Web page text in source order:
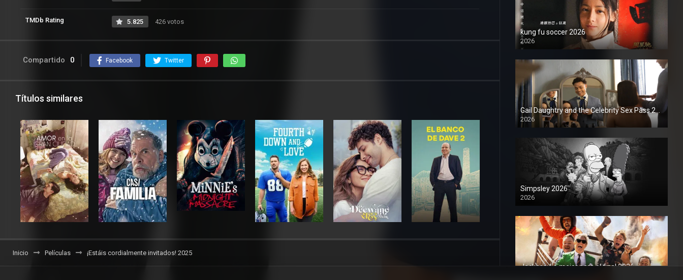
TMDb Rating 5.825 426 votos
Compartido 0 Facebook Twitter
Títulos similares
Inicio Películas ¡Estáis cordialmente invitados! 2025
kung fu soccer 2026
2026
1080P
2026
1080P
Simpsley 2026
2026
1080P
Jackass: Lo mejor para el final 2026